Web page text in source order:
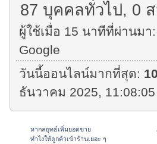
87 บุคคลทั่วไป, 0
ผู้ใช้เมื่อ 15 นาทีที่ผ่านมา:
Google
วันนี้ออนไลน์มากที่สุด:
ธันวาคม 2025,
หากลยุทธ์เพิ่มยอดขาย
ทําไงให้ลูกค้าเข้าร้านเยอะ ๆ